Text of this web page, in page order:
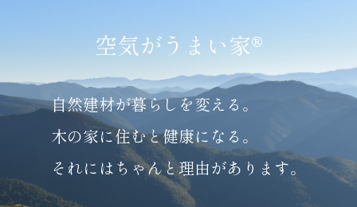
空気がう ま い家®
自然建材が暮らしを変える。
木の家に住むと健康になる。
それにはちゃんと理由があります。